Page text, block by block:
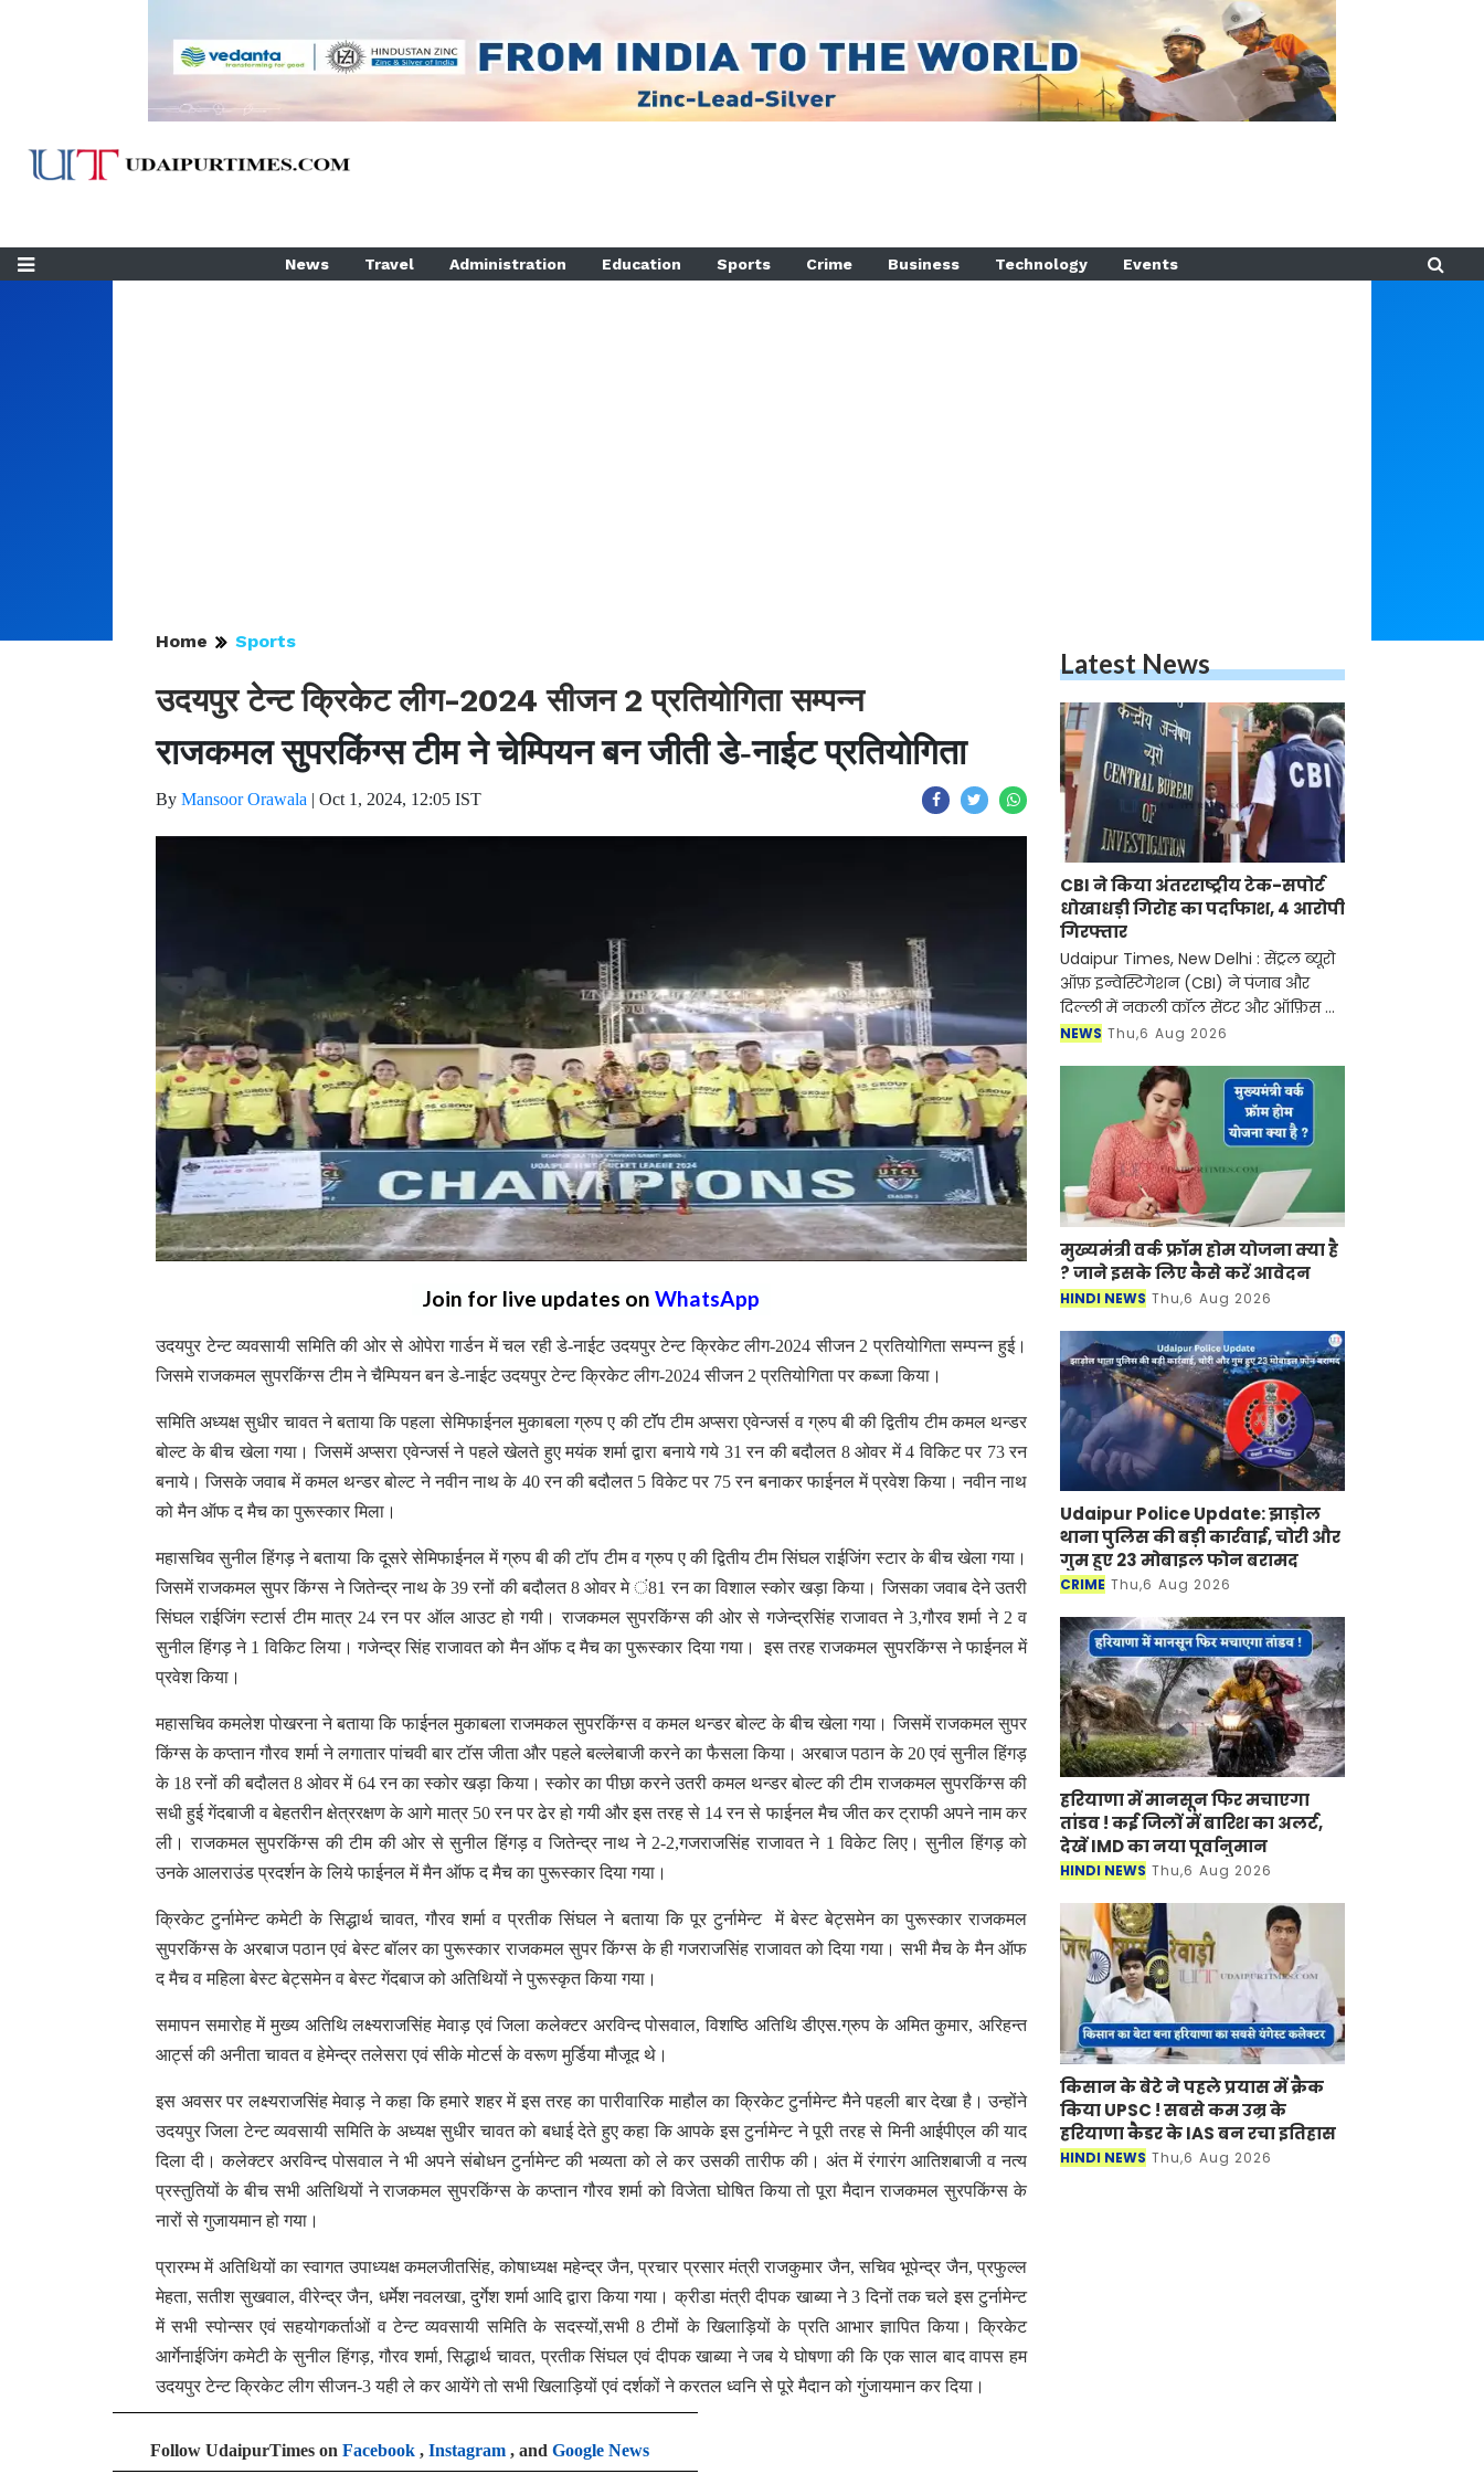
News Travel Administration Education Sports Crime Business Technology Events
Home Sports
उदयपुर टेन्ट क्रिकेट लीग-2024 सीजन 2 प्रतियोगिता सम्पन्न
राजकमल सुपरकिंग्स टीम ने चेम्पियन बन जीती डे-नाईट प्रतियोगिता
By Mansoor Orawala | Oct 1, 2024, 12:05 IST
Join for live updates on WhatsApp
उदयपुर टेन्ट व्यवसायी समिति की ओर से ओपेरा गार्डन में चल रही डे-नाईट उदयपुर टेन्ट क्रिकेट लीग-2024 सीजन 2 प्रतियोगिता सम्पन्न हुई।
जिसमे राजकमल सुपरकिंग्स टीम ने चैम्पियन बन डे-नाईट उदयपुर टेन्ट क्रिकेट लीग-2024 सीजन 2 प्रतियोगिता पर कब्जा किया।
समिति अध्यक्ष सुधीर चावत ने बताया कि पहला सेमिफाईनल मुकाबला ग्रुप ए की टॉॅप टीम अप्सरा एवेन्जर्स व ग्रुप बी की द्वितीय टीम कमल थन्डर
बोल्ट के बीच खेला गया। जिसमें अप्सरा एवेन्जर्स ने पहले खेलते हुए मयंक शर्मा द्वारा बनाये गये 31 रन की बदौलत 8 ओवर में 4 विकिट पर 73 रन
बनाये। जिसके जवाब में कमल थन्डर बोल्ट ने नवीन नाथ के 40 रन की बदौलत 5 विकेट पर 75 रन बनाकर फाईनल में प्रवेश किया। नवीन नाथ
को मैन ऑफ द मैच का पुरूस्कार मिला।
महासचिव सुनील हिंगड़ ने बताया कि दूसरे सेमिफाईनल में ग्रुप बी की टॉप टीम व ग्रुप ए की द्वितीय टीम सिंघल राईजिंग स्टार के बीच खेला गया।
जिसमें राजकमल सुपर किंग्स ने जितेन्द्र नाथ के 39 रनों की बदौलत 8 ओवर मे ं81 रन का विशाल स्कोर खड़ा किया। जिसका जवाब देने उतरी
सिंघल राईजिंग स्टार्स टीम मात्र 24 रन पर ऑल आउट हो गयी। राजकमल सुपरकिंग्स की ओर से गजेन्द्रसिंह राजावत ने 3,गौरव शर्मा ने 2 व
सुनील हिंगड़ ने 1 विकिट लिया। गजेन्द्र सिंह राजावत को मैन ऑफ द मैच का पुरूस्कार दिया गया। इस तरह राजकमल सुपरकिंग्स ने फाईनल में
प्रवेश किया।
महासचिव कमलेश पोखरना ने बताया कि फाईनल मुकाबला राजमकल सुपरकिंग्स व कमल थन्डर बोल्ट के बीच खेला गया। जिसमें राजकमल सुपर
किंग्स के कप्तान गौरव शर्मा ने लगातार पांचवी बार टॉस जीता और पहले बल्लेबाजी करने का फैसला किया। अरबाज पठान के 20 एवं सुनील हिंगड़
के 18 रनों की बदौलत 8 ओवर में 64 रन का स्कोर खड़ा किया। स्कोर का पीछा करने उतरी कमल थन्डर बोल्ट की टीम राजकमल सुपरकिंग्स की
सधी हुई गेंदबाजी व बेहतरीन क्षेत्ररक्षण के आगे मात्र 50 रन पर ढेर हो गयी और इस तरह से 14 रन से फाईनल मैच जीत कर ट्राफी अपने नाम कर
ली। राजकमल सुपरकिंग्स की टीम की ओर से सुनील हिंगड़ व जितेन्द्र नाथ ने 2-2,गजराजसिंह राजावत ने 1 विकेट लिए। सुनील हिंगड़ को
उनके आलराउंड प्रदर्शन के लिये फाईनल में मैन ऑफ द मैच का पुरूस्कार दिया गया।
क्रिकेट टुर्नामेन्ट कमेटी के सिद्धार्थ चावत, गौरव शर्मा व प्रतीक सिंघल ने बताया कि पूर टुर्नामेन्ट में बेस्ट बेट्समेन का पुरूस्कार राजकमल
सुपरकिंग्स के अरबाज पठान एवं बेस्ट बॉलर का पुरूस्कार राजकमल सुपर किंग्स के ही गजराजसिंह राजावत को दिया गया। सभी मैच के मैन ऑफ
द मैच व महिला बेस्ट बेट्समेन व बेस्ट गेंदबाज को अतिथियों ने पुरूस्कृत किया गया।
समापन समारोह में मुख्य अतिथि लक्ष्यराजसिंह मेवाड़ एवं जिला कलेक्टर अरविन्द पोसवाल, विशष्ठि अतिथि डीएस.ग्रुप के अमित कुमार, अरिहन्त
आर्ट्स की अनीता चावत व हेमेन्द्र तलेसरा एवं सीके मोटर्स के वरूण मुर्डिया मौजूद थे।
इस अवसर पर लक्ष्यराजसिंह मेवाड़ ने कहा कि हमारे शहर में इस तरह का पारीवारिक माहौल का क्रिकेट टुर्नामेन्ट मैने पहली बार देखा है। उन्होंने
उदयपुर जिला टेन्ट व्यवसायी समिति के अध्यक्ष सुधीर चावत को बधाई देते हुए कहा कि आपके इस टुर्नामेन्ट ने पूरी तरह से मिनी आईपीएल की याद
दिला दी। कलेक्टर अरविन्द पोसवाल ने भी अपने संबोधन टुर्नामेन्ट की भव्यता को ले कर उसकी तारीफ की। अंत में रंगारंग आतिशबाजी व नत्य
प्रस्तुतियों के बीच सभी अतिथियों ने राजकमल सुपरकिंग्स के कप्तान गौरव शर्मा को विजेता घोषित किया तो पूरा मैदान राजकमल सुरपकिंग्स के
नारों से गुजायमान हो गया।
प्रारम्भ में अतिथियों का स्वागत उपाध्यक्ष कमलजीतसिंह, कोषाध्यक्ष महेन्द्र जैन, प्रचार प्रसार मंत्री राजकुमार जैन, सचिव भूपेन्द्र जैन, प्रफुल्ल
मेहता, सतीश सुखवाल, वीरेन्द्र जैन, धर्मेश नवलखा, दुर्गेश शर्मा आदि द्वारा किया गया। क्रीडा मंत्री दीपक खाब्या ने 3 दिनों तक चले इस टुर्नामेन्ट
में सभी स्पोन्सर एवं सहयोगकर्ताओं व टेन्ट व्यवसायी समिति के सदस्यों,सभी 8 टीमों के खिलाड़ियों के प्रति आभार ज्ञापित किया। क्रिकेट
आर्गेनाईजिंग कमेटी के सुनील हिंगड़, गौरव शर्मा, सिद्धार्थ चावत, प्रतीक सिंघल एवं दीपक खाब्या ने जब ये घोषणा की कि एक साल बाद वापस हम
उदयपुर टेन्ट क्रिकेट लीग सीजन-3 यही ले कर आयेंगे तो सभी खिलाड़ियों एवं दर्शकों ने करतल ध्वनि से पूरे मैदान को गुंजायमान कर दिया।
Follow UdaipurTimes on Facebook , Instagram , and Google News
Latest News
CBI ने किया अंतरराष्ट्रीय टेक-सपोर्ट
धोखाधड़ी गिरोह का पर्दाफाश, 4 आरोपी
गिरफ्तार
Udaipur Times, New Delhi : सेंट्रल ब्यूरो
ऑफ़ इन्वेस्टिगेशन (CBI) ने पंजाब और
दिल्ली में नकली कॉल सेंटर और ऑफ़िस के
ज़रिए चल रहे एक बड़े इंटरनेशनल टेक-
NEWS Thu,6 Aug 2026
मुख्यमंत्री वर्क फ्रॉम होम योजना क्या है
? जाने इसके लिए कैसे करें आवेदन
HINDI NEWS Thu,6 Aug 2026
Udaipur Police Update: झाड़ोल
थाना पुलिस की बड़ी कार्रवाई, चोरी और
गुम हुए 23 मोबाइल फोन बरामद
CRIME Thu,6 Aug 2026
हरियाणा में मानसून फिर मचाएगा
तांडव ! कई जिलों में बारिश का अलर्ट,
देखें IMD का नया पूर्वानुमान
HINDI NEWS Thu,6 Aug 2026
किसान के बेटे ने पहले प्रयास में क्रैक
किया UPSC ! सबसे कम उम्र के
हरियाणा कैडर के IAS बन रचा इतिहास
HINDI NEWS Thu,6 Aug 2026